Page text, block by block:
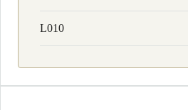
L010